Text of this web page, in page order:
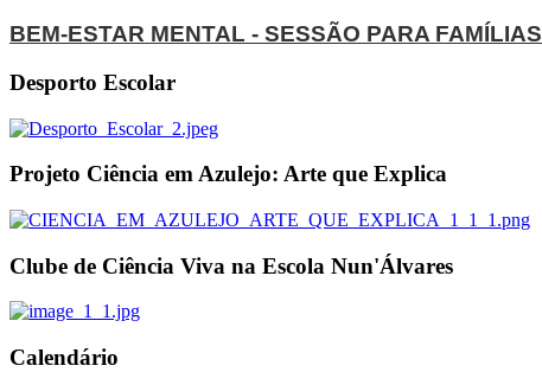
BEM-ESTAR MENTAL - SESSÃO PARA FAMÍLIAS
Desporto Escolar
Projeto Ciência em Azulejo: Arte que Explica
Clube de Ciência Viva na Escola Nun'Álvares
Calendário